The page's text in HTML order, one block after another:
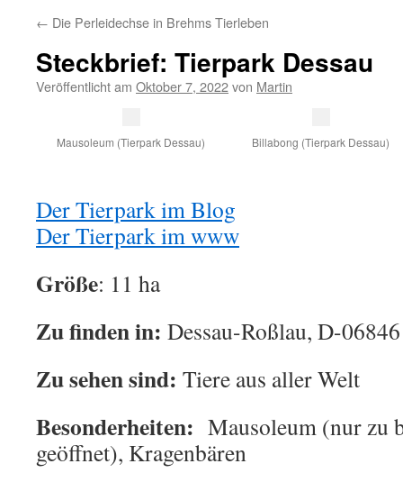
← Die Perleidechse in Brehms Tierleben
Steckbrief: Tierpark Dessau
Veröffentlicht am Oktober 7, 2022von Martin
Mausoleum (Tierpark Dessau) Billabong (Tierpark Dessau)
Der Tierpark im Blog
Der Tierpark im www
Größe: 11 ha
Zu finden in: Dessau-Roßlau, D-06846
Zu sehen sind: Tiere aus aller Welt
Besonderheiten: Mausoleum (nur zu
geöffnet), Kragenbären